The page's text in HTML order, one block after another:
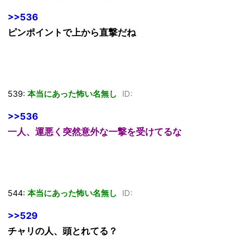
>>536
ピンポイントで上から直撃だね
539: 本当にあった怖い名無し ID:
>>536
一人、運悪く突然意外な一撃を受けてるな
544: 本当にあった怖い名無し ID:
>>529
チャリの人、頭とれてる？